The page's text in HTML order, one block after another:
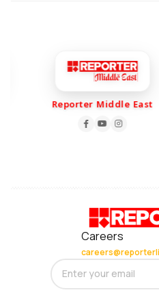
Reporter Middle East
Careers